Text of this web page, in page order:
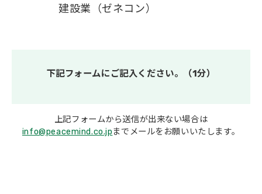
建設業（ゼネコン）
下記フォームにご記入ください。（1分）
上記フォームから送信が出来ない場合は
info@peacemind.co.jpまでメールをお願いいたします。